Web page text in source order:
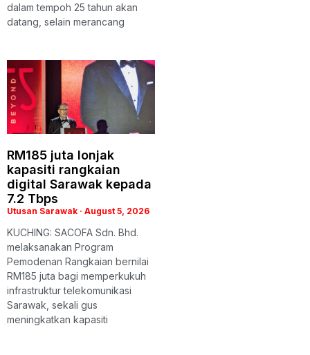
dalam tempoh 25 tahun akan
datang, selain merancang
RM185 juta lonjak
kapasiti rangkaian
digital Sarawak kepada
7.2 Tbps
Utusan Sarawak August 5, 2026
KUCHING: SACOFA Sdn. Bhd.
melaksanakan Program
Pemodenan Rangkaian bernilai
RM185 juta bagi memperkukuh
infrastruktur telekomunikasi
Sarawak, sekali gus
meningkatkan kapasiti